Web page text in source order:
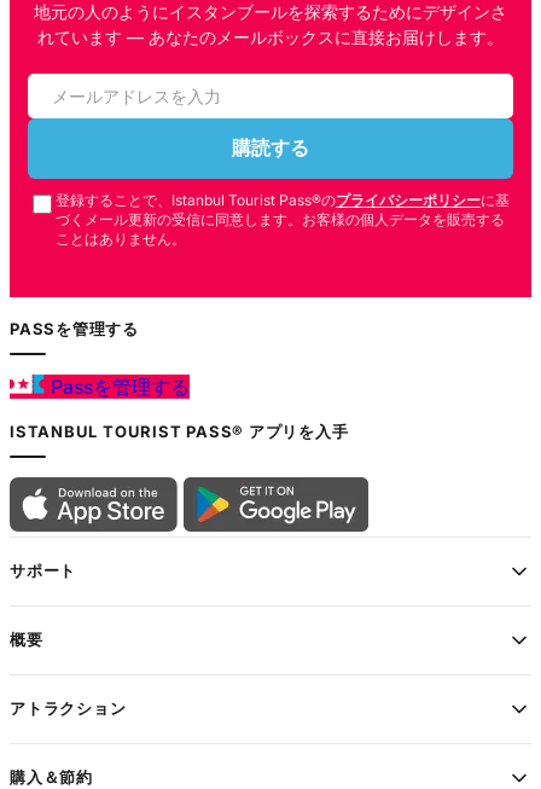
地元の人のようにイスタンブールを探索するためにデザインさ
れています — あなたのメールボックスに直接お届けします。
購読する
登録することで、Istanbul Tourist Pass®のプライバシーポリシーに基
づくメール更新の受信に同意します。お客様の個人データを販売する
ことはありません。
PASSを管理する
Passを管理する
ISTANBUL TOURIST PASS® アプリを入手
サポート
概要
アトラクション
購入＆節約